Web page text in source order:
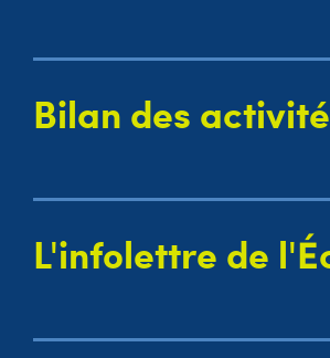
Bilan des
L'infolettre de